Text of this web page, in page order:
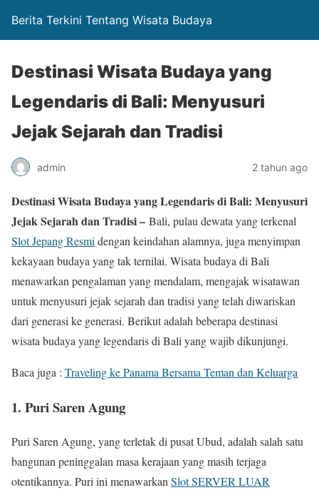
Berita Terkini Tentang Wisata Budaya
Destinasi Wisata Budaya yang
Legendaris di Bali: Menyusuri
Jejak Sejarah dan Tradisi
admin 2 tahun ago
Destinasi Wisata Budaya yang Legendaris di Bali: Menyusuri
Jejak Sejarah dan Tradisi – Bali, pulau dewata yang terkenal
Slot Jepang Resmi dengan keindahan alamnya, juga menyimpan
kekayaan budaya yang tak ternilai. Wisata budaya di Bali
menawarkan pengalaman yang mendalam, mengajak wisatawan
untuk menyusuri jejak sejarah dan tradisi yang telah diwariskan
dari generasi ke generasi. Berikut adalah beberapa destinasi
wisata budaya yang legendaris di Bali yang wajib dikunjungi.
Baca juga : Traveling ke Panama Bersama Teman dan Keluarga
1. Puri Saren Agung
Puri Saren Agung, yang terletak di pusat Ubud, adalah salah satu
bangunan peninggalan masa kerajaan yang masih terjaga
otentikannya. Puri ini menawarkanSlot SERVER LUAR